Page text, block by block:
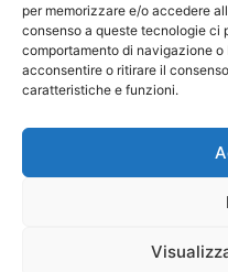
per memorizzare e/o accedere
consenso a queste tecnologie ci
comportamento di navigazione o
acconsentire o ritirare il
caratteristiche e funzioni.
Contatti